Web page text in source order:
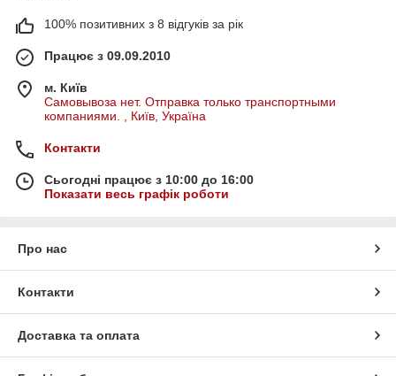
100% позитивних з 8 відгуків за рік
Працює з 09.09.2010
м. Київ
Самовывоза нет. Отправка только транспортными
компаниями. , Київ, Україна
Контакти
Сьогодні працює з 10:00 до 16:00
Показати весь графік роботи
Про нас
Контакти
Доставка та оплата